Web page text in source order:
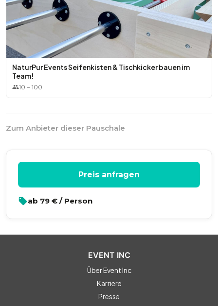
NaturPur Events Seifenkisten & Tischkicker bauen im
Team!
10 –100
Zum Anbieter dieser Pauschale
Preis anfragen
ab 79 € / Person
EVENT INC
Über Event Inc
Karriere
Presse